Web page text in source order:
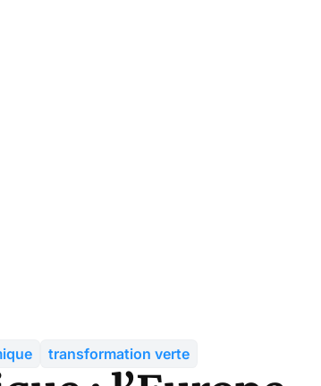
transformation verte